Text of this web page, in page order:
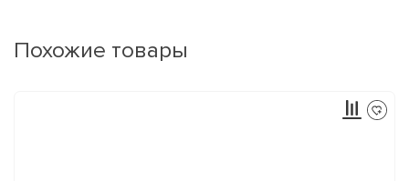
Похожие товары